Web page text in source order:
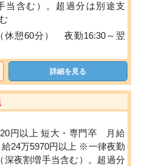
当含む）。超過分は別途支
休憩60分） 夜勤16:30～翌
詳細を見る
円以上 短大・専門卒 月給
24万5970円以上 ※一律夜勤
深夜割増手当含む）。超過分